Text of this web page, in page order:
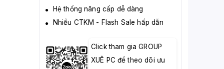
Hệ thống nâng cấp dễ dàng
Nhiều CTKM - Flash Sale hấp dẫn
Click tham gia GROUP
XUÊ PC để theo dõi ưu